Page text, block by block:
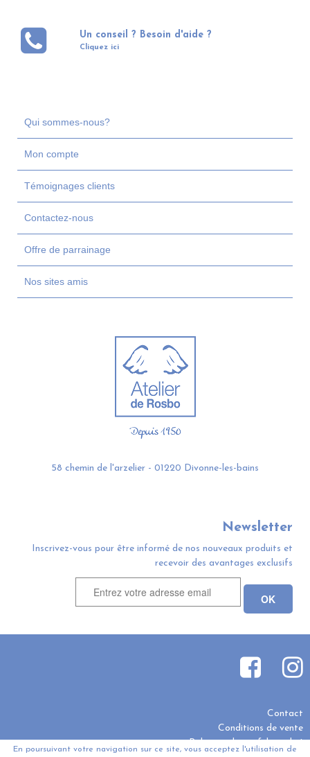
Un conseil ? Besoin d'aide ?
Cliquez ici
Qui sommes-nous?
Mon compte
Témoignages clients
Contactez-nous
Offre de parrainage
Nos sites amis
58 chemin de l'arzelier - 01220 Divonne-les-bains
Newsletter
Inscrivez-vous pour être informé de nos nouveaux produits et
recevoir des avantages exclusifs
Contact
Conditions de vente
Politique de confidentialité
En poursuivant votre navigation sur ce site, vous acceptez l'utilisation de